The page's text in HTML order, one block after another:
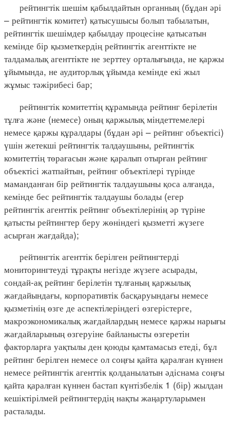
рейтингтік шешім қабылдайтын органның (бұдан әрі
– рейтингтік комитет) қатысушысы болып табылатын,
рейтингтік шешімдер қабылдау процесіне қатысатын
кемінде бір қызметкердің рейтингтік агенттікте не
талдамалық агенттікте не зерттеу орталығында, не қаржы
ұйымында, не аудиторлық ұйымда кемінде екі жыл
жұмыс тәжірибесі бар;
рейтингтік комитеттің құрамында рейтинг берілетін
тұлға және (немесе) оның қаржылық міндеттемелері
немесе қаржы құралдары (бұдан әрі – рейтинг объектісі)
үшін жетекші рейтингтік талдаушыны, рейтингтік
комитеттің төрағасын және қаралып отырған рейтинг
объектісі жатпайтын, рейтинг объектілері түрінде
маманданған бір рейтингтік талдаушыны қоса алғанда,
кемінде бес рейтингтік талдаушы болады (егер
рейтингтік агенттік рейтинг объектілерінің әр түріне
қатысты рейтингтер беру жөніндегі қызметті жүзеге
асырған жағдайда);
рейтингтік агенттік берілген рейтингтерді
мониторингтеуді тұрақты негізде жүзеге асырады,
сондай-ақ рейтинг берілетін тұлғаның қаржылық
жағдайындағы, корпоративтік басқаруындағы немесе
қызметінің өзге де аспектілеріндегі өзгерістерге,
макроэкономикалық жағдайлардың немесе қаржы нарығы
жағдайларының өзгеруіне байланысты өзгеретін
факторларға уақтылы ден қоюды қамтамасыз етеді, бұл
рейтинг берілген немесе ол соңғы қайта қаралған күннен
немесе рейтингтік агенттік қолданылатын әдіснама соңғы
қайта қаралған күннен бастап күнтізбелік 1 (бір) жылдан
кешіктірілмей рейтингтердің нақты жаңартуларымен
расталады.